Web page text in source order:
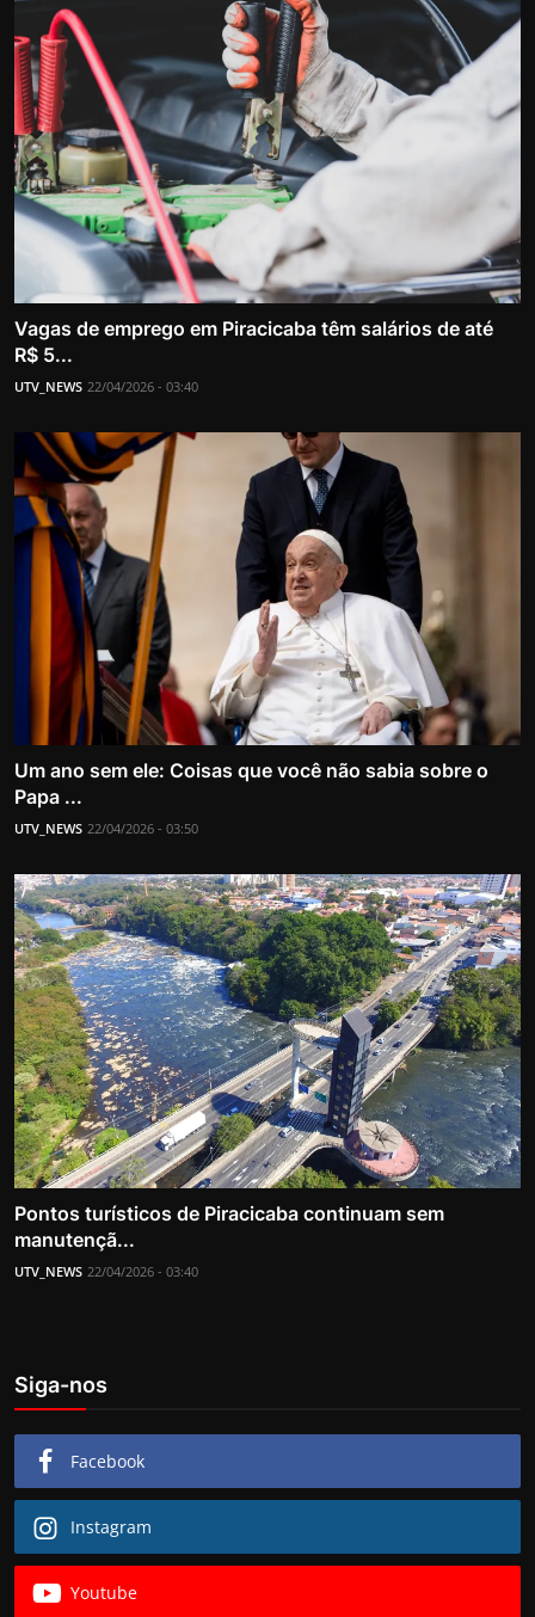
Vagas de emprego em Piracicaba têm salários de até
R$ 5...
UTV_NEWS 22/04/2026 - 03:40
Um ano sem ele: Coisas que você não sabia sobre o
Papa ...
UTV_NEWS 22/04/2026 - 03:50
Pontos turísticos de Piracicaba continuam sem
manutençã...
UTV_NEWS 22/04/2026 - 03:40
Siga-nos
Facebook
Instagram
Youtube